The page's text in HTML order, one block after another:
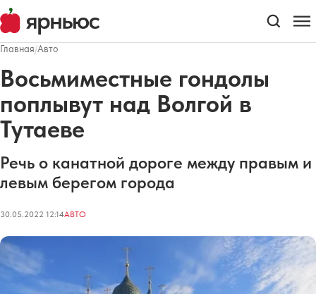
Главная/Авто
Восьмиместные гондолы
поплывут над Волгой в
Тутаеве
Речь о канатной дороге между правым и
левым берегом города
30.05.2022 12:14АВТО